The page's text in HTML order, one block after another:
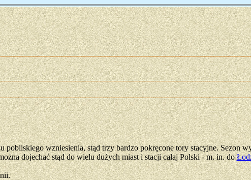
pobliskiego wzniesienia, stąd trzy bardzo pokręcone tory stacyjne. Sezon
dojechać stąd do wielu dużych miast i stacji całaj Polski - m. in. do